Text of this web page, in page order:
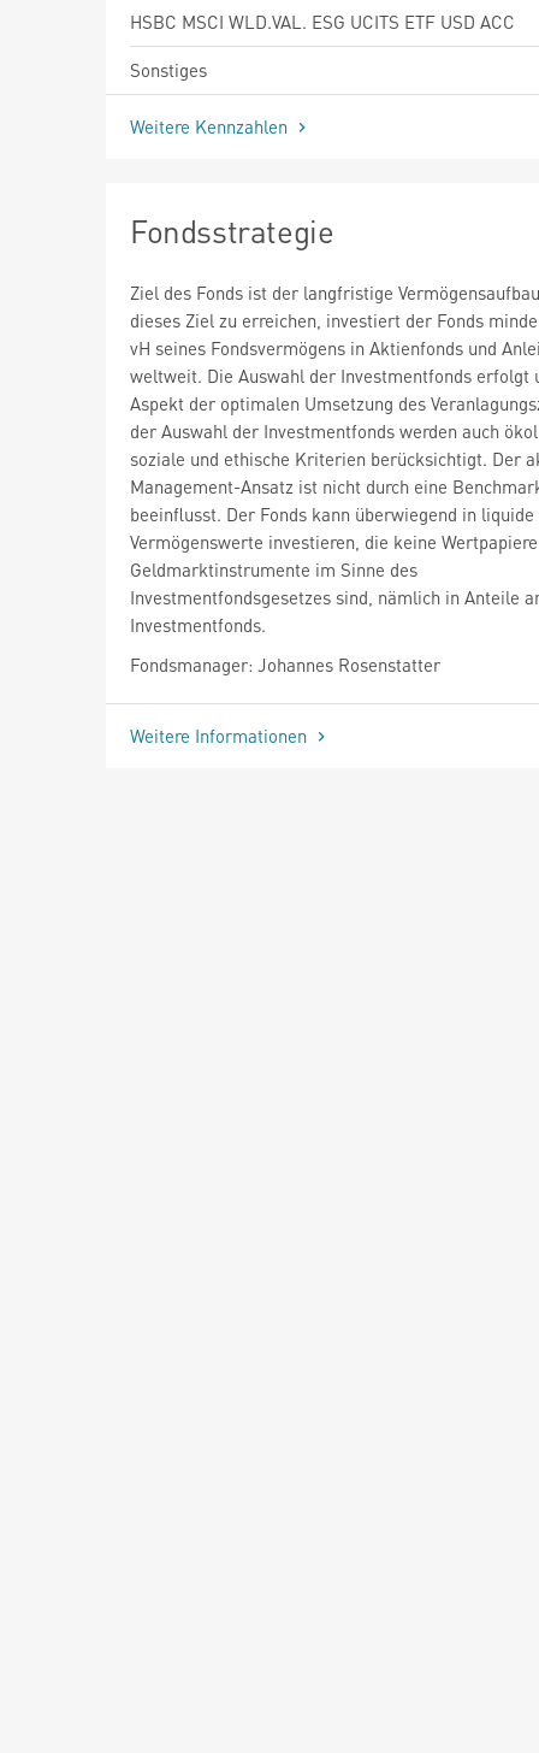
HSBC MSCI WLD.VAL. ESG UCITS ETF USD ACC
Sonstiges
Weitere Kennzahlen
Fondsstrategie
Ziel des Fonds ist der langfristige
dieses Ziel zu erreichen, investiert der Fonds
vH seines Fondsvermögens in Aktienfonds und
weltweit. Die Auswahl der Investmentfonds erfolgt
Aspekt der optimalen Umsetzung des
der Auswahl der Investmentfonds werden auch
soziale und ethische Kriterien berücksichtigt. Der
Management-Ansatz ist nicht durch eine
beeinflusst. Der Fonds kann überwiegend in liquide
Vermögenswerte investieren, die keine
Geldmarktinstrumente im Sinne des
Investmentfondsgesetzes sind, nämlich in Anteile
Investmentfonds.
Fondsmanager: Johannes Rosenstatter
Weitere Informationen